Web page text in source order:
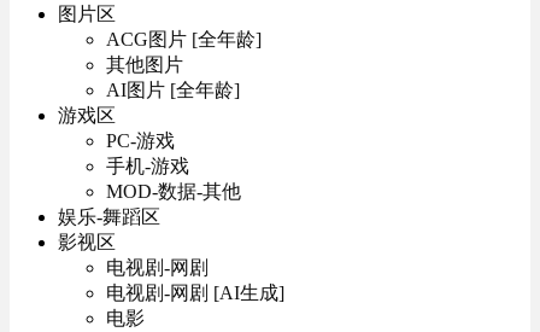
图片区
ACG图片 [全年龄]
其他图片
AI图片 [全年龄]
游戏区
PC-游戏
手机-游戏
MOD-数据-其他
娱乐-舞蹈区
影视区
电视剧-网剧
电视剧-网剧 [AI生成]
电影